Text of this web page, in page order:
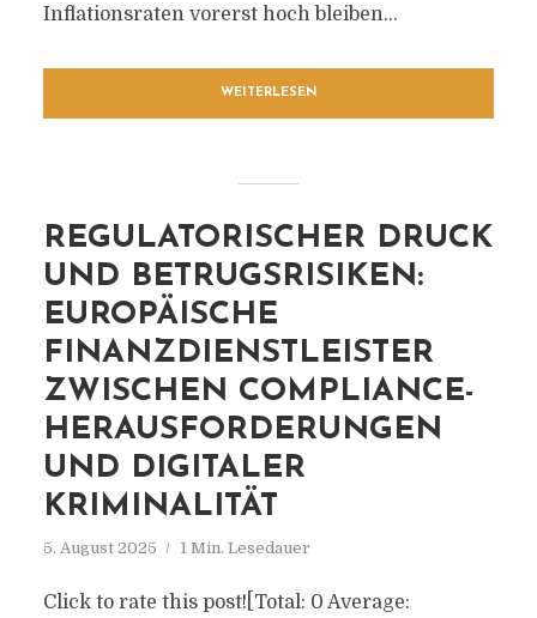
Inflationsraten vorerst hoch bleiben...
WEITERLESEN
REGULATORISCHER DRUCK
UND BETRUGSRISIKEN:
EUROPÄISCHE
FINANZDIENSTLEISTER
ZWISCHEN COMPLIANCE-
HERAUSFORDERUNGEN
UND DIGITALER
KRIMINALITÄT
5. August 2025 1 Min. Lesedauer
Click to rate this post![Total: 0 Average: